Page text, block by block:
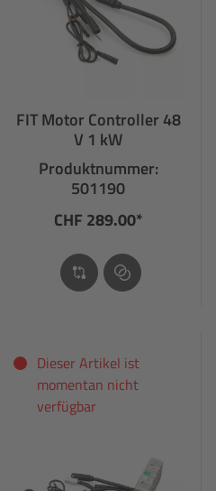
FIT Motor Controller 48
V 1 kW
Produktnummer:
501190
CHF 289.00*
Dieser Artikel ist
momentan nicht
verfügbar